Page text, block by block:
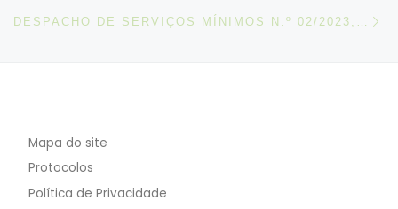
Mapa do site
Protocolos
Política de Privacidade